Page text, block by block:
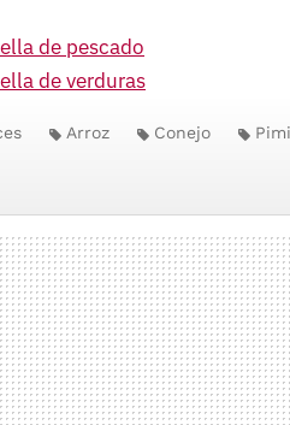
de pescado
de verduras
Arroz Conejo